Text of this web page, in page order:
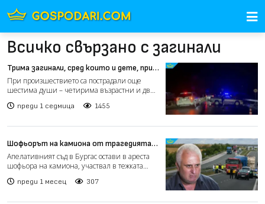
Всичко свързано с загинали
Трима загинали, сред които и дете, при
тежка катастрофа на АМ "Марица"
(видео)
При произшествието са пострадали още
шестима души – четирима възрастни и две
преди 1 седмица 1455
Шофьорът на камиона от трагедията
на „Тракия“ остава в ареста
Апелативният съд в Бургас остави в ареста
шофьора на камиона, участвал в тежката
преди 1 месец 307